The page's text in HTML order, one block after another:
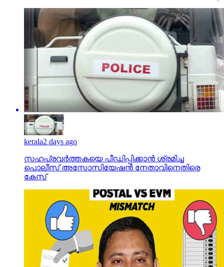
kerala2 days ago
സഹപ്രവര്‍ത്തകയെ പീഡിപ്പിക്കാന്‍ ശ്രമിച്ച
പൊലീസ് അസോസിയേഷന്‍ നേതാവിനെതിരെ
കേസ്